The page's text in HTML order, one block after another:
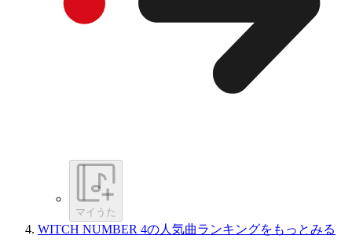
マイうた
WITCH NUMBER 4の人気曲ランキングをもっとみる